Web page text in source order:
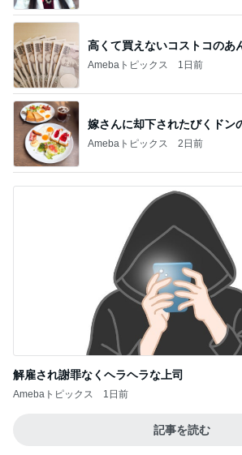
高くて買えないコストコのあ
Amebaトピックス 1日前
嫁さんに却下されたびくドン
Amebaトピックス 2日前
解雇され謝罪なくヘラヘラな上司
Amebaトピックス 1日前
記事を読む